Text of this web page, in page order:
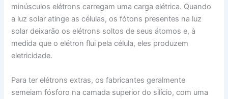
minúsculos elétrons carregam uma carga elétrica. Quando
a luz solar atinge as células, os fótons presentes na luz
solar deixarão os elétrons soltos de seus átomos e, à
medida que o elétron flui pela célula, eles produzem
eletricidade.
Para ter elétrons extras, os fabricantes geralmente
semeiam fósforo na camada superior do silício, com uma